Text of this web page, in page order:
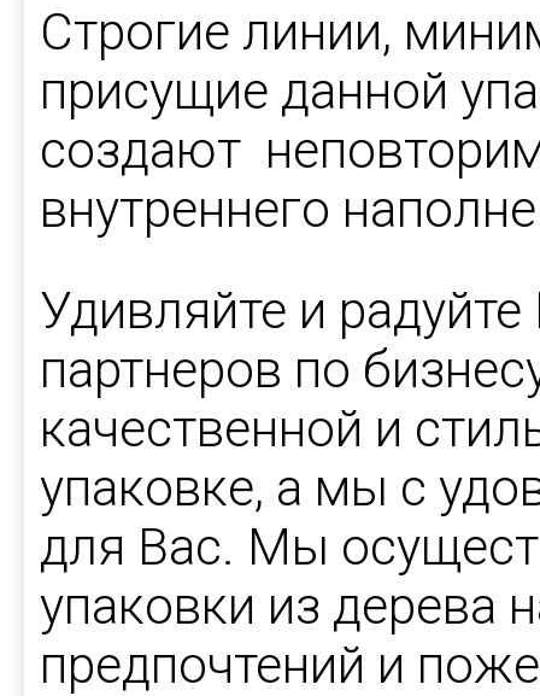
Строгие линии,
присущие данной
создают
внутреннего
Удивляйте и
партнеров по
качественной и
упаковке, а мы с
для Вас. Мы
упаковки из дерева
предпочтений и